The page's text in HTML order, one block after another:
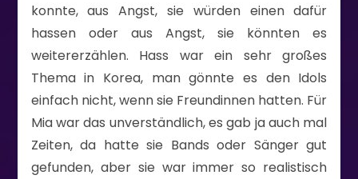
konnte, aus Angst, sie würden einen dafür
hassen oder aus Angst, sie könnten es
weitererzählen. Hass war ein sehr großes
Thema in Korea, man gönnte es den Idols
einfach nicht, wenn sie Freundinnen hatten. Für
Mia war das unverständlich, es gab ja auch mal
Zeiten, da hatte sie Bands oder Sänger gut
gefunden, aber sie war immer so realistisch